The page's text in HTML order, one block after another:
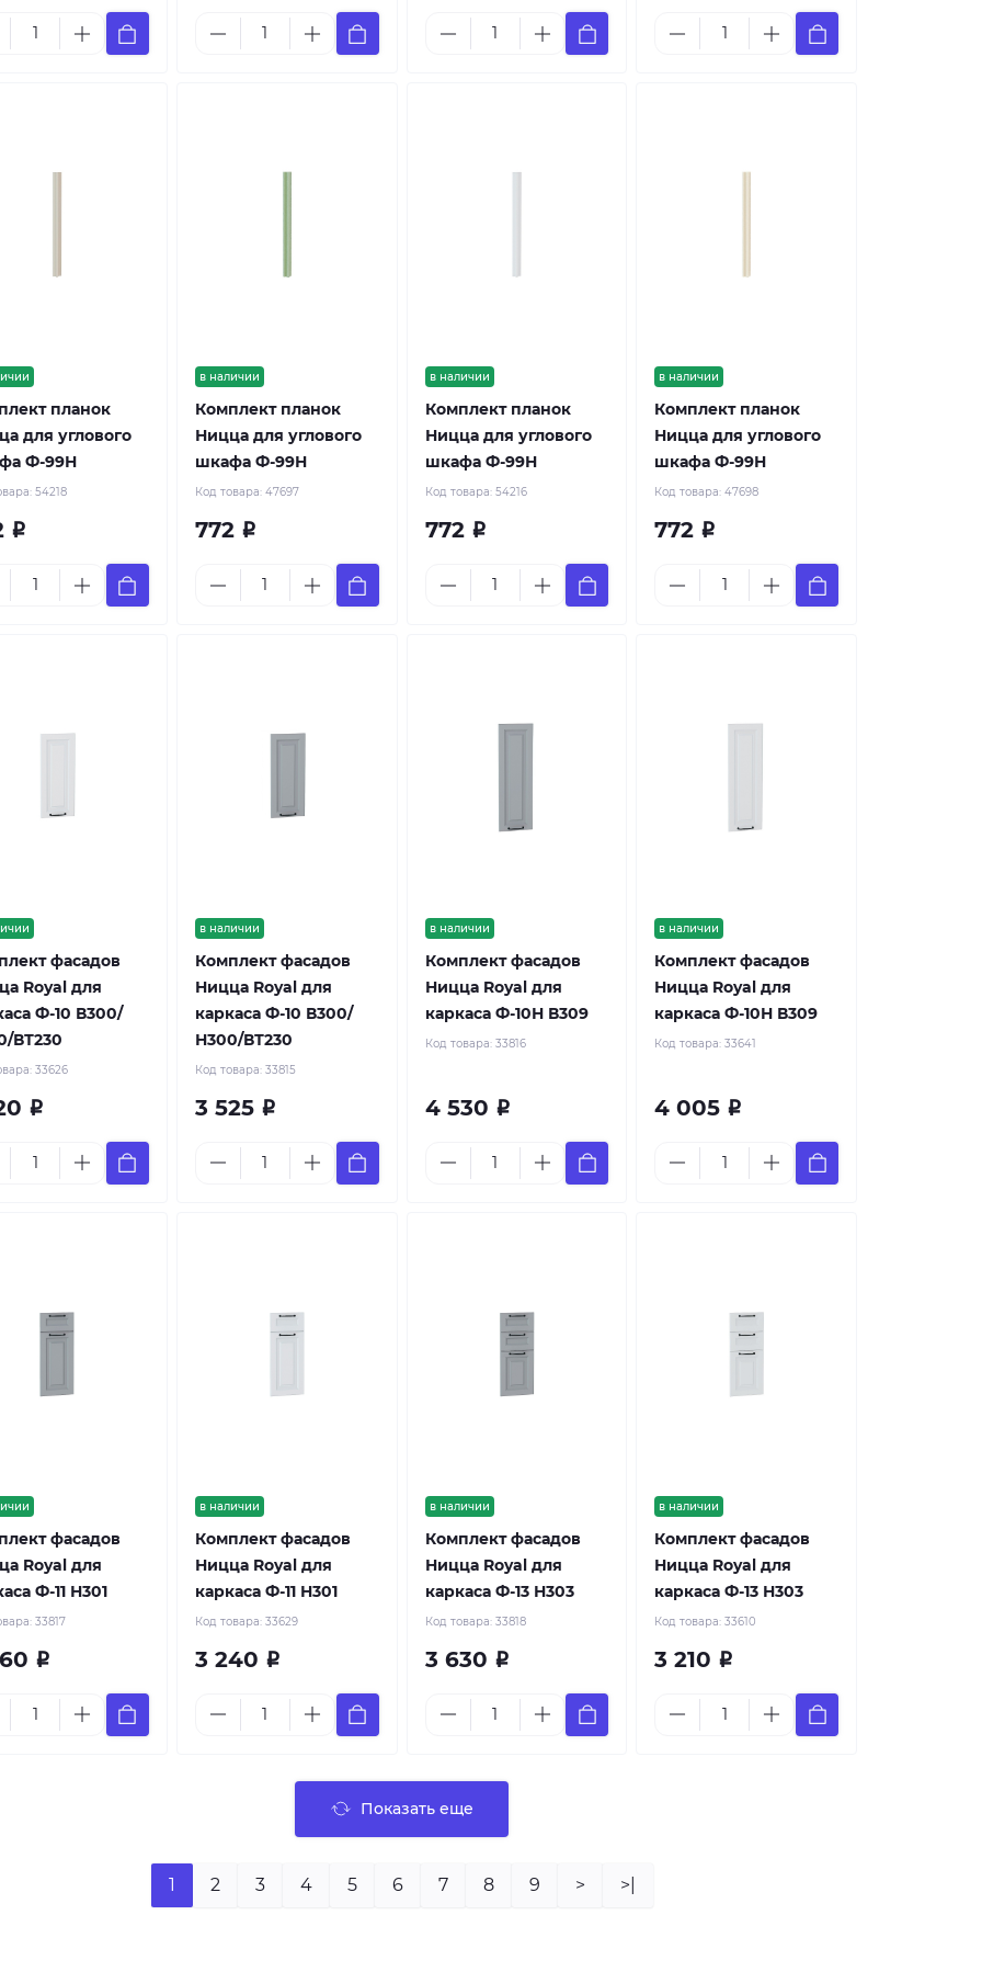
планок
для углового
Ф-99Н
54218
Р
в наличии
Комплект планок
Ницца для углового
шкафа Ф-99Н
Код товара: 47697
772 Р
в наличии
Комплект планок
Ницца для углового
шкафа Ф-99Н
Код товара: 54216
772 Р
в наличии
Комплект планок
Ницца для углового
шкафа Ф-99Н
Код товара:47698
772 Р
фасадов
Royal для
Ф-10 В300/
ВТ230
33626
Р
в наличии
Комплект фасадов
Ницца Royal для
каркаса Ф-10 В300/
Н300/ВТ230
Код товара: 33815
3 525 Р
в наличии
Комплект фасадов
Ницца Royal для
каркаса Ф-10Н В309
Код товара: 33816
4 530 Р
в наличии
Комплект фасадов
Ницца Royal для
каркаса Ф-10Н В309
Код товара:33641
4 005 Р
фасадов
Royal для
Ф-11 Н301
33817
Р
в наличии
Комплект фасадов
Ницца Royal для
каркаса Ф-11 Н301
Код товара: 33629
3 240 Р
в наличии
Комплект фасадов
Ницца Royal для
каркаса Ф-13 Н303
Код товара: 33818
3 630 Р
в наличии
Комплект фасадов
Ницца Royal для
каркаса Ф-13 Н303
Код товара:33610
3 210 Р
Показать еще
1 2 3 4 5 6 7 8 9 > >|